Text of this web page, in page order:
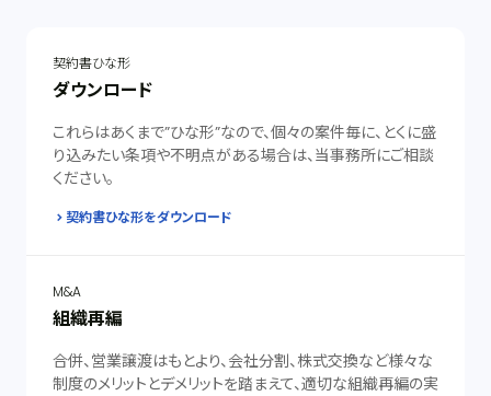
契約書ひな形
ダウンロード
これらはあくまで”ひな形”なので、個々の案件毎に、とくに盛
り込みたい条項や不明点がある場合は、当事務所にご相談
ください。
契約書ひな形をダウンロード
M&A
組織再編
合併、営業譲渡はもとより、会社分割、株式交換など様々な
制度のメリットとデメリットを踏まえて、適切な組織再編の実